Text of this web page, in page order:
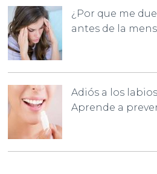
¿Por que me
antes de la
Adiós a los
Aprende a